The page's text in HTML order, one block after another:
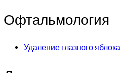
Офтальмология
Удаление глазного яблока